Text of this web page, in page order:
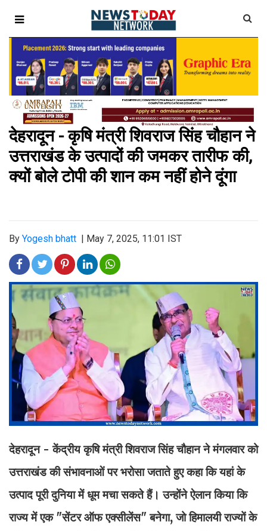
देहरादून - कृषि मंत्री शिवराज सिंह चौहान ने
उत्तराखंड के उत्पादों की जमकर तारीफ की,
क्यों बोले टोपी की शान कम नहीं होने दूंगा
By Yogesh bhatt May 7, 2025, 11:01 IST
देहरादून - केंद्रीय कृषि मंत्री शिवराज सिंह चौहान ने मंगलवार को
उत्तराखंड की संभावनाओं पर भरोसा जताते हुए कहा कि यहां के
उत्पाद पूरी दुनिया में धूम मचा सकते हैं। उन्होंने ऐलान किया कि
राज्य में एक "सेंटर ऑफ एक्सीलेंस" बनेगा, जो हिमालयी राज्यों के